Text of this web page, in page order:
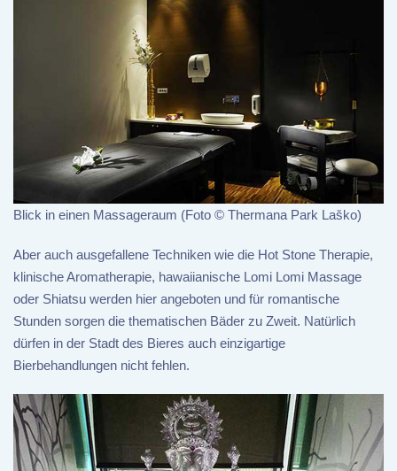
Blick in einen Massageraum (Foto © Thermana Park Laško)
Aber auch ausgefallene Techniken wie die Hot Stone Therapie,
klinische Aromatherapie, hawaiianische Lomi Lomi Massage
oder Shiatsu werden hier angeboten und für romantische
Stunden sorgen die thematischen Bäder zu Zweit. Natürlich
dürfen in der Stadt des Bieres auch einzigartige
Bierbehandlungen nicht fehlen.